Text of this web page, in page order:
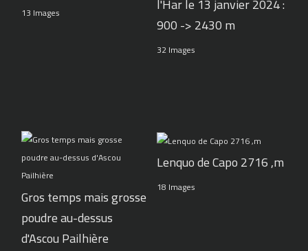
13 Images
900 -> 2430 m
32 Images
Gros temps mais grosse
poudre au-dessus
d'Ascou Pailhière
Lenquo de Capo 2716 ,m
18 Images